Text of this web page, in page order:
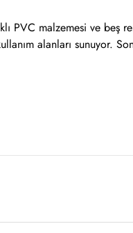
malzemesi ve beş
alanları sunuyor.